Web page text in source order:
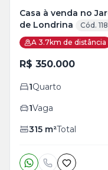
Casa à venda no
de Londrina
Cód.
A 3.7km de distância
R$ 350.000
1Quarto
1Vaga
315 m²Total